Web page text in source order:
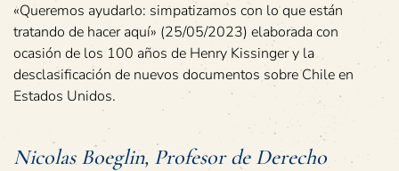
«Queremos ayudarlo: simpatizamos con lo que están
tratando de hacer aquí» (25/05/2023) elaborada con
ocasión de los 100 años de Henry Kissinger y la
desclasificación de nuevos documentos sobre Chile en
Estados Unidos.
Nicolas Boeglin, Profesor de Derecho